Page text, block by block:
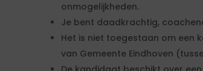
onmogelijkheden.
Je bent daadkrachtig,
Het is niet toegestaan om een
van Gemeente Eindhoven